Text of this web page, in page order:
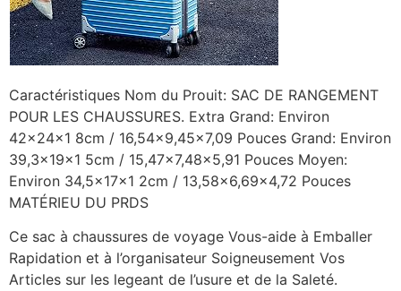
Caractéristiques Nom du Prouit: SAC DE RANGEMENT
POUR LES CHAUSSURES. Extra Grand: Environ
42x24x1 8cm / 16,54×9,45×7,09 Pouces Grand: Environ
39,3x19x1 5cm / 15,47×7,48×5,91 Pouces Moyen:
Environ 34,5x17x1 2cm / 13,58×6,69×4,72 Pouces
MATÉRIEU DU PRDS
Ce sac à chaussures de voyage Vous-aide à Emballer
Rapidation et à l’organisateur Soigneusement Vos
Articles sur les legeant de l’usure et de la Saleté.